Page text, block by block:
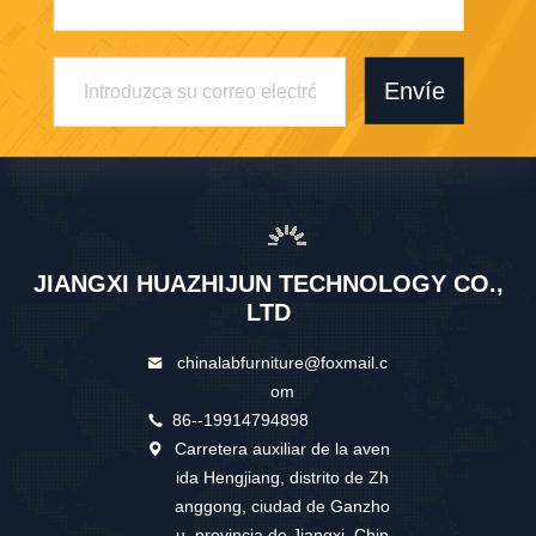
Envíe
JIANGXI HUAZHIJUN TECHNOLOGY CO.,
LTD
chinalabfurniture@foxmail.c
om
86--19914794898
Carretera auxiliar de la aven
ida Hengjiang, distrito de Zh
anggong, ciudad de Ganzho